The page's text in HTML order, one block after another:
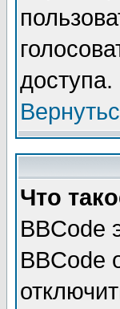
доступа.
Что
BBCode
BBCode